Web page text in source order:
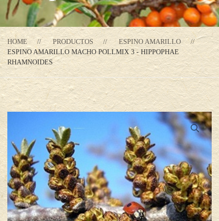
HOME PRODUCTOS
ESPINO AMARILLO
ESPINO AMARILLO MACHO POLLMIX 3 - HIPPOPHAE
RHAMNOIDES